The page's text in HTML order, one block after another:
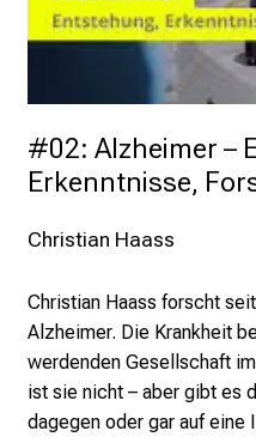
#02: Alzheimer –
Erkenntnisse,
Christian Haass
Christian Haass forscht
Alzheimer. Die Krankheit
werdenden Gesellschaft
ist sie nicht – aber gibt es
dagegen oder gar auf eine